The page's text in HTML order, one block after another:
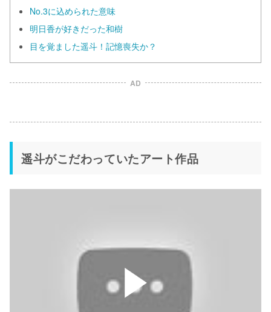
No.3に込められた意味
明日香が好きだった和樹
目を覚ました遥斗！記憶喪失か？
AD
遥斗がこだわっていたアート作品